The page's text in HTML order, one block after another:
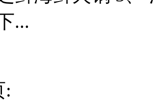
...
: